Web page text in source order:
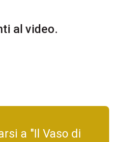
al video.
a "Il Vaso di